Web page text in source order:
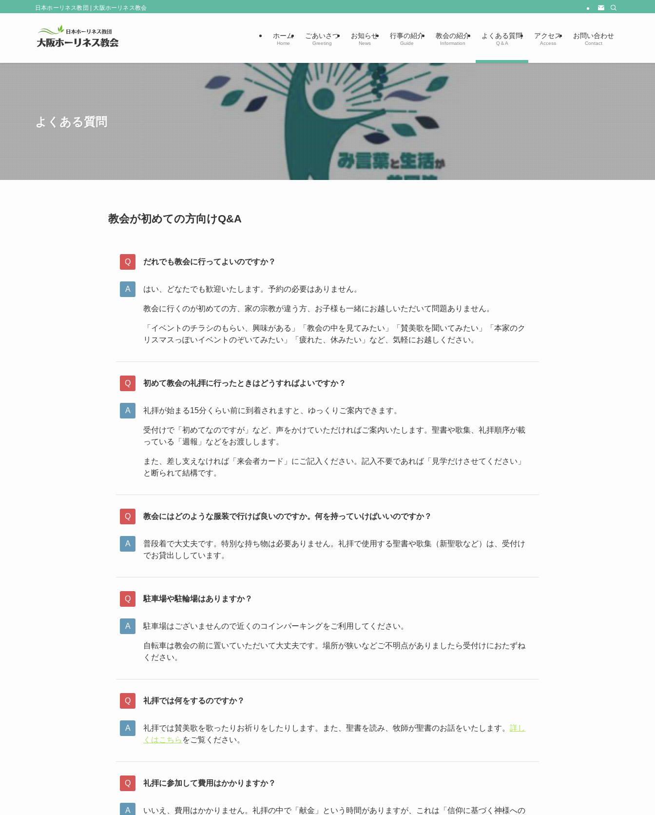
日本ホーリネス教団 | 大阪ホーリネス教会
ホーム
Home
ごあいさつ
Greeting
お知らせ
News
行事の紹介
Guide
教会の紹介
Information
よくある質問
Q＆A
アクセス
Access
お問い合わせ
Contact
よくある質問
教会が初めての方向けQ&A
だれでも教会に行ってよいのですか？
はい、どなたでも歓迎いたします。予約の必要はありません。
教会に行くのが初めての方、家の宗教が違う方、お子様も一緒にお越しいただいて問題ありません。
「イベントのチラシのもらい、興味がある」「教会の中を見てみたい」「賛美歌を聞いてみたい」「本家のク
リスマスっぽいイベントのぞいてみたい」「疲れた、休みたい」など、気軽にお越しください。
初めて教会の礼拝に行ったときはどうすればよいですか？
礼拝が始まる15分くらい前に到着されますと、ゆっくりご案内できます。
受付けで「初めてなのですが」など、声をかけていただければご案内いたします。聖書や歌集、礼拝順序が載
っている「週報」などをお渡しします。
また、差し支えなければ「来会者カード」にご記入ください。記入不要であれば「見学だけさせてください」
と断られて結構です。
教会にはどのような服装で行けば良いのですか。何を持っていけばいいのですか？
普段着で大丈夫です。特別な持ち物は必要ありません。礼拝で使用する聖書や歌集（新聖歌など）は、受付け
でお貸出ししています。
駐車場や駐輪場はありますか？
駐車場はございませんので近くのコインパーキングをご利用してください。
自転車は教会の前に置いていただいて大丈夫です。場所が狭いなどご不明点がありましたら受付けにおたずね
ください。
礼拝では何をするのですか？
礼拝では賛美歌を歌ったりお祈りをしたりします。また、聖書を読み、牧師が聖書のお話をいたします。 詳し
くはこちら をご覧ください。
礼拝に参加して費用はかかりますか？
いいえ、費用はかかりません。礼拝の中で「献金」という時間がありますが、これは「信仰に基づく神様への